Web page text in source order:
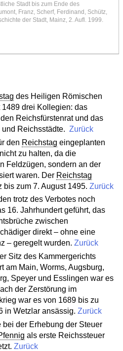
Stadt bis zum Ende des
Franz, Scherf, Ferdinand, Schütz,
der Stadt, Mainz, 2. Aufl. 1999.
des Heiligen Römischen
drei Kollegien: das
Reichsfürstenrat und das
Reichsstädte. Zurück
den Reichstag eingeplanten
zu halten, da die
Feldzügen, sondern an der
waren. Der Reichstag
bis zum 7. August 1495. Zurück
trotz des Verbotes noch
16. Jahrhundert geführt, das
zwischen
direkt – ohne eine
– geregelt wurden. Zurück
Sitz des Kammergerichts
am Main, Worms, Augsburg,
Speyer und Esslingen war es
der Zerstörung im
war es von 1689 bis zu
in Wetzlar ansässig. Zurück
der Erhebung der Steuer
als erste Reichssteuer
Zurück